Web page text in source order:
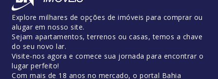
Explore milhares de opções de imóveis para comprar ou
alugar em nosso site.
Sejam apartamentos, terrenos ou casas, temos a chave
do seu novo lar.
Visite-nos agora e comece sua jornada para encontrar o
lugar perfeito!
Com mais de 18 anos no mercado, o portal Bahia